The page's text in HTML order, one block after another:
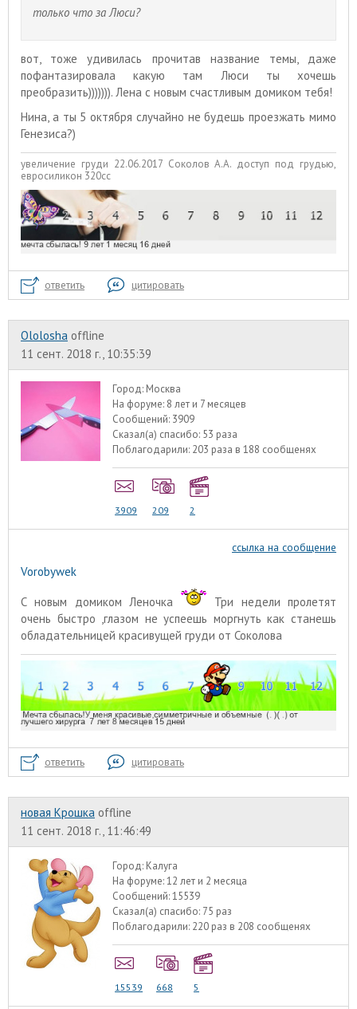
только что за Люси?
вот, тоже удивилась прочитав название темы, даже
пофантазировала какую там Люси ты хочешь
преобразить))))))). Лена с новым счастливым домиком тебя!
Нина, а ты 5 октября случайно не будешь проезжать мимо
Генезиса?)
увеличение груди 22.06.2017 Соколов А.А. доступ под грудью,
евросиликон 320сс
ответить цитировать
Ololosha offline
11 сент. 2018 г., 10:35:39
Город: Москва
На форуме: 8 лет и 7 месяцев
Сообщений: 3909
Сказал(а) спасибо: 53 раза
Поблагодарили: 203 раза в 188 сообщенях
3909 209 2
ссылка на сообщение
Vorobywek
С новым домиком Леночка
Три недели пролетят
очень быстро ,глазом не успеешь моргнуть как станешь
обладательницей красивущей груди от Соколова
ответить цитировать
новая Крошка offline
11 сент. 2018 г., 11:46:49
Город: Калуга
На форуме:12 лет и 2 месяца
Сообщений:15539
Сказал(а) спасибо: 75 раз
Поблагодарили: 220 раз в 208 сообщенях
15539 668 5